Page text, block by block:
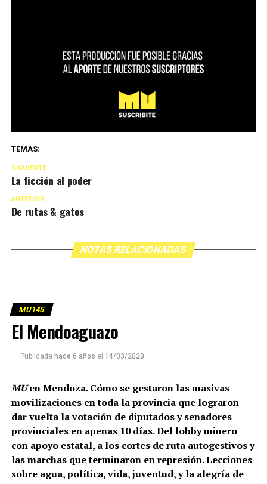
TEMAS:
SIGUIENTE
La ficción al poder
ANTERIOR
De rutas & gatos
NOTAS RELACIONADAS
MU145
El Mendoaguazo
Publicada hace 6 años el 14/03/2020
MUen Mendoza. Cómo se gestaron las masivas
movilizaciones en toda la provincia que lograron
dar vuelta la votación de diputados y senadores
provinciales en apenas 10 días. Del lobby minero
con apoyo estatal, a los cortes de ruta autogestivos y
las marchas que terminaron en represión. Lecciones
sobre agua, política, vida, juventud, y la alegría de